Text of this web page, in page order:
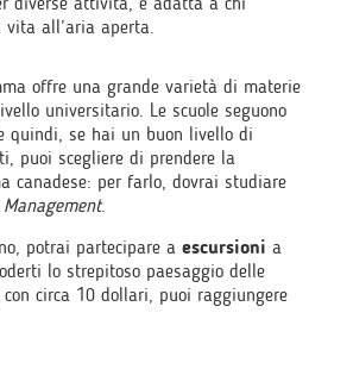
all’aria aperta.
offre una grande varietà di materie
universitario. Le scuole seguono
quindi, se hai un buon livello di
puoi scegliere di prendere la
canadese: per farlo, dovrai studiare
.
potrai partecipare a escursioni a
lo strepitoso paesaggio delle
con circa 10 dollari, puoi raggiungere